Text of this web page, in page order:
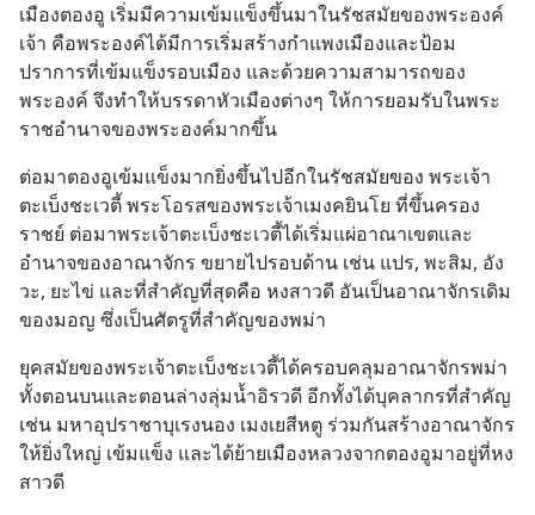
เมืองตองอู เริ่มมีความเข้มแข็งขึ้นมาในรัชสมัยของพระองค์
เจ้า คือพระองค์ได้มีการเริ่มสร้างกำแพงเมืองและป้อม
ปราการที่เข้มแข็งรอบเมือง และด้วยความสามารถของ
พระองค์ จึงทำให้บรรดาหัวเมืองต่างๆ ให้การยอมรับในพระ
ราชอำนาจของพระองค์มากขึ้น
ต่อมาตองอูเข้มแข็งมากยิ่งขึ้นไปอีกในรัชสมัยของ พระเจ้า
ตะเบ็งชะเวตี้ พระโอรสของพระเจ้าเมงคยินโย ที่ขึ้นครอง
ราชย์ ต่อมาพระเจ้าตะเบ็งชะเวตี้ได้เริ่มแผ่อาณาเขตและ
อำนาจของอาณาจักร ขยายไปรอบด้าน เช่น แปร, พะสิม, อัง
วะ, ยะไข่ และที่สำคัญที่สุดคือ หงสาวดี อันเป็นอาณาจักรเดิม
ของมอญ ซึ่งเป็นศัตรูที่สำคัญของพม่า
ยุคสมัยของพระเจ้าตะเบ็งชะเวตี้ได้ครอบคลุมอาณาจักรพม่า
ทั้งตอนบนและตอนล่างลุ่มน้ำอิรวดี อีกทั้งได้บุคลากรที่สำคัญ
เช่น มหาอุปราชาบุเรงนอง เมงเยสีหตู ร่วมกันสร้างอาณาจักร
ให้ยิ่งใหญ่ เข้มแข็ง และได้ย้ายเมืองหลวงจากตองอูมาอยู่ที่หง
สาวดี